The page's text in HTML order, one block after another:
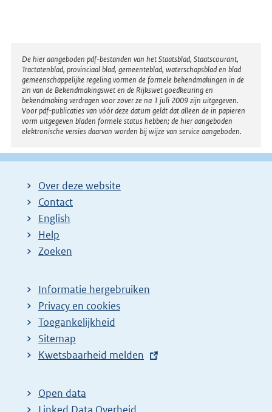
Disclaimer
De hier aangeboden pdf-bestanden van het Staatsblad, Staatscourant,
Tractatenblad, provinciaal blad, gemeenteblad, waterschapsblad en blad
gemeenschappelijke regeling vormen de formele bekendmakingen in de
zin van de Bekendmakingswet en de Rijkswet goedkeuring en
bekendmaking verdragen voor zover ze na 1 juli 2009 zijn uitgegeven.
Voor pdf-publicaties van vóór deze datum geldt dat alleen de in papieren
vorm uitgegeven bladen formele status hebben; de hier aangeboden
elektronische versies daarvan worden bij wijze van service aangeboden.
Over deze website
Contact
English
Help
Zoeken
Informatie hergebruiken
Privacy en cookies
Toegankelijkheid
Sitemap
E
t
e
Kwetsbaarheid melden
Open data
Linked Data Overheid